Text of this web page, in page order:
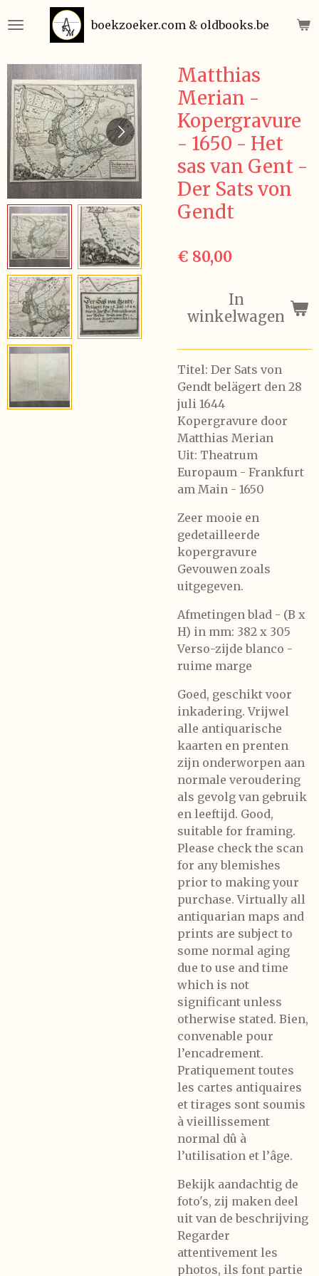
direct
de
hoofdinhoud
boekzoeker.com & oldbooks.be
Matthias
Merian -
Kopergravure
- 1650 - Het
sas van Gent -
Der Sats von
Gendt
€ 80,00
In
winkelwagen
Titel: Der Sats von
Gendt belägert den 28
juli 1644
Kopergravure door
Matthias Merian
Uit: Theatrum
Europaum - Frankfurt
am Main - 1650
Zeer mooie en
gedetailleerde
kopergravure
Gevouwen zoals
uitgegeven.
Afmetingen blad - (B x
H) in mm: 382 x 305
Verso-zijde blanco -
ruime marge
Goed, geschikt voor
inkadering. Vrijwel
alle antiquarische
kaarten en prenten
zijn onderworpen aan
normale veroudering
als gevolg van gebruik
en leeftijd. Good,
suitable for framing.
Please check the scan
for any blemishes
prior to making your
purchase. Virtually all
antiquarian maps and
prints are subject to
some normal aging
due to use and time
which is not
significant unless
otherwise stated. Bien,
convenable pour
l’encadrement.
Pratiquement toutes
les cartes antiquaires
et tirages sont soumis
à vieillissement
normal dû à
l’utilisation et l’âge.
Bekijk aandachtig de
foto's, zij maken deel
uit van de beschrijving
Regarder
attentivement les
photos, ils font partie